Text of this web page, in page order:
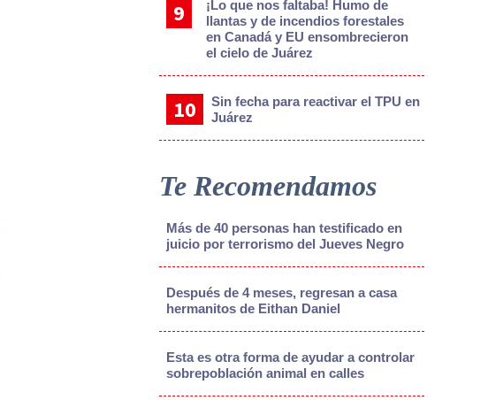
¡Lo que nos faltaba! Humo de
llantas y de incendios forestales
en Canadá y EU ensombrecieron
el cielo de Juárez
Sin fecha para reactivar el TPU en
Juárez
Te Recomendamos
Más de 40 personas han testificado en
juicio por terrorismo del Jueves Negro
Después de 4 meses, regresan a casa
hermanitos de Eithan Daniel
Esta es otra forma de ayudar a controlar
sobrepoblación animal en calles